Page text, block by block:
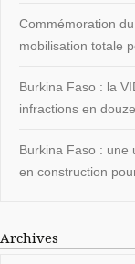
Commémoration
mobilisation totale
Burkina Faso : la
infractions en
Burkina Faso : une
en construction
Archives